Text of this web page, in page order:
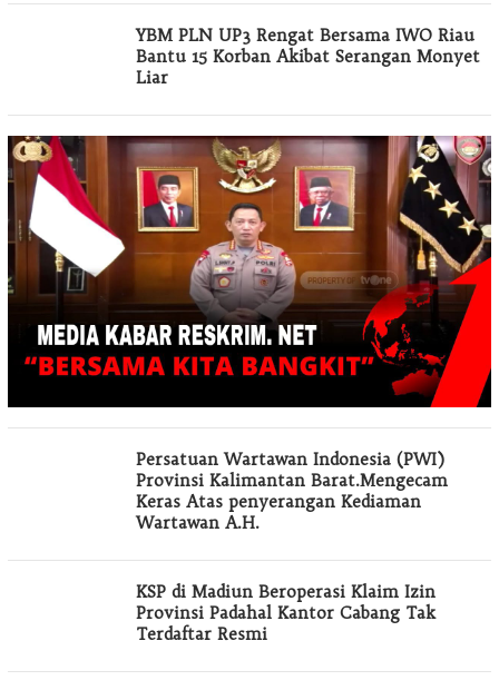
YBM PLN UP3 Rengat Bersama IWO Riau
Bantu 15 Korban Akibat Serangan Monyet
Liar
Persatuan Wartawan Indonesia (PWI)
Provinsi Kalimantan Barat.Mengecam
Keras Atas penyerangan Kediaman
Wartawan A.H.
KSP di Madiun Beroperasi Klaim Izin
Provinsi Padahal Kantor Cabang Tak
Terdaftar Resmi